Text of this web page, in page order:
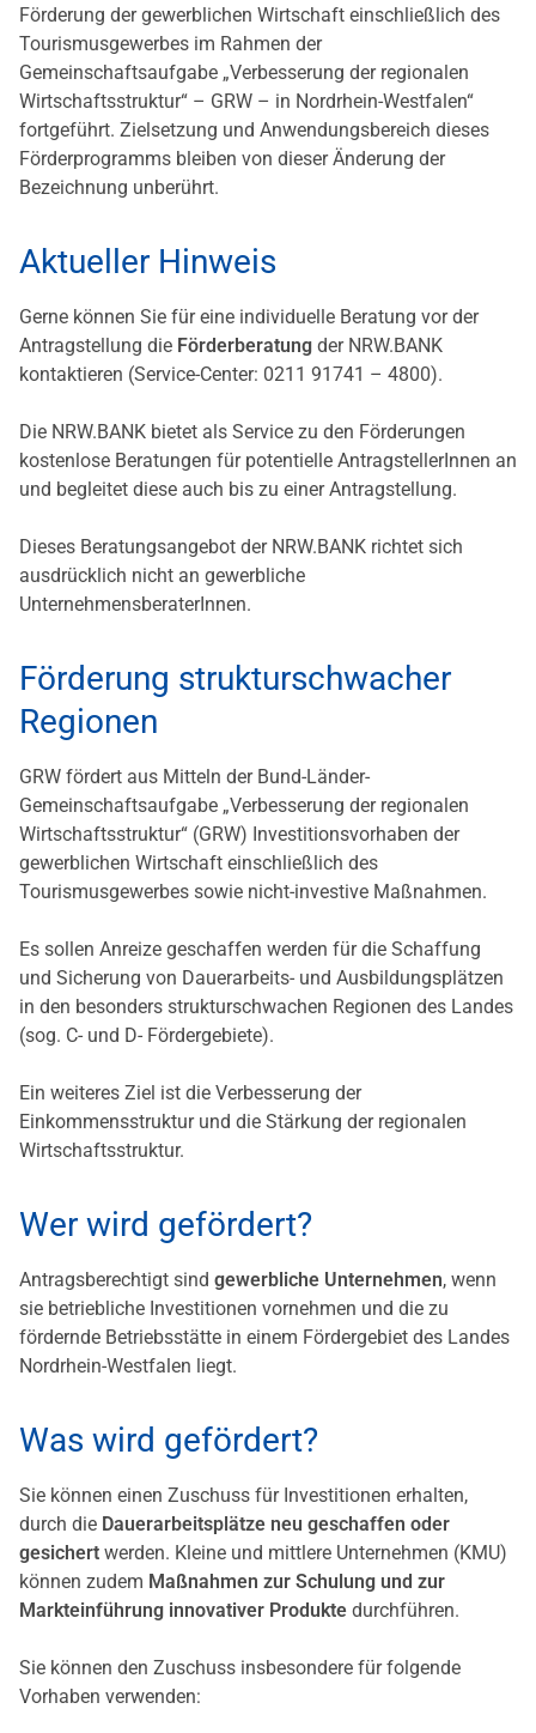
Förderung der gewerblichen Wirtschaft einschließlich des
Tourismusgewerbes im Rahmen der
Gemeinschaftsaufgabe „Verbesserung der regionalen
Wirtschaftsstruktur“ – GRW – in Nordrhein-Westfalen“
fortgeführt. Zielsetzung und Anwendungsbereich dieses
Förderprogramms bleiben von dieser Änderung der
Bezeichnung unberührt.
Aktueller Hinweis
Gerne können Sie für eine individuelle Beratung vor der
Antragstellung die Förderberatung der NRW.BANK
kontaktieren (Service-Center: 0211 91741 – 4800).
Die NRW.BANK bietet als Service zu den Förderungen
kostenlose Beratungen für potentielle AntragstellerInnen an
und begleitet diese auch bis zu einer Antragstellung.
Dieses Beratungsangebot der NRW.BANK richtet sich
ausdrücklich nicht an gewerbliche
UnternehmensberaterInnen.
Förderung strukturschwacher
Regionen
GRW fördert aus Mitteln der Bund-Länder-
Gemeinschaftsaufgabe „Verbesserung der regionalen
Wirtschaftsstruktur“ (GRW) Investitionsvorhaben der
gewerblichen Wirtschaft einschließlich des
Tourismusgewerbes sowie nicht-investive Maßnahmen.
Es sollen Anreize geschaffen werden für die Schaffung
und Sicherung von Dauerarbeits- und Ausbildungsplätzen
in den besonders strukturschwachen Regionen des Landes
(sog. C- und D- Fördergebiete).
Ein weiteres Ziel ist die Verbesserung der
Einkommensstruktur und die Stärkung der regionalen
Wirtschaftsstruktur.
Wer wird gefördert?
Antragsberechtigt sind gewerbliche Unternehmen, wenn
sie betriebliche Investitionen vornehmen und die zu
fördernde Betriebsstätte in einem Fördergebiet des Landes
Nordrhein-Westfalen liegt.
Was wird gefördert?
Sie können einen Zuschuss für Investitionen erhalten,
durch die Dauerarbeitsplätze neu geschaffen oder
gesichert werden. Kleine und mittlere Unternehmen (KMU)
können zudem Maßnahmen zur Schulung und zur
Markteinführung innovativer Produkte durchführen.
Sie können den Zuschuss insbesondere für folgende
Vorhaben verwenden: